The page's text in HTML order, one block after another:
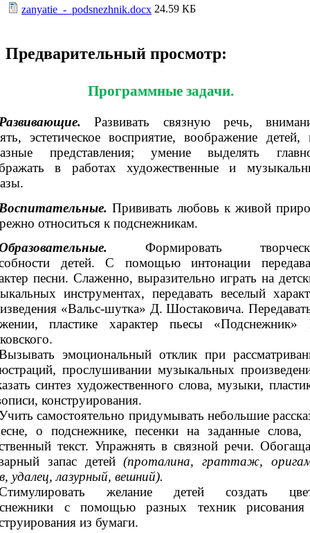
zanyatie_-_podsnezhnik.docx 24.59 КБ
Предварительный просмотр:
Программные задачи.
Развивать связную речь,
эстетическое восприятие, воображение детей,
представления; умение выделять
в работах художественные и
Прививать любовь к живой
относиться к подснежникам.
Формировать
детей. С помощью интонации
песни. Слаженно, выразительно играть на
инструментах, передавать веселый
«Вальс-шутка» Д. Шостаковича.
пластике характер пьесы «Подснежник»
эмоциональный отклик при
прослушивании музыкальных
синтез художественного слова, музыки,
конструирования.
самостоятельно придумывать небольшие
о подснежнике, песенки на заданные слова,
текст. Упражнять в связной речи.
запас детей(проталина, граттаж,
удалец, лазурный, вешний).
желание детей создать
с помощью разных техник
из бумаги.